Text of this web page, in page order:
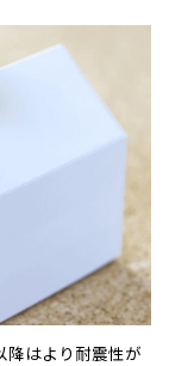
降はより耐震性が